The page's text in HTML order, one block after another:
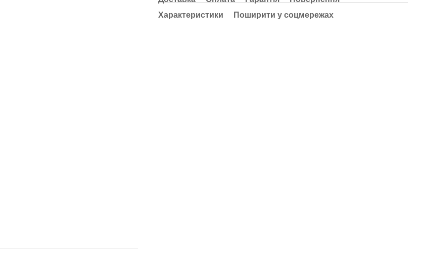
Характеристики
Поширити у соцмережах